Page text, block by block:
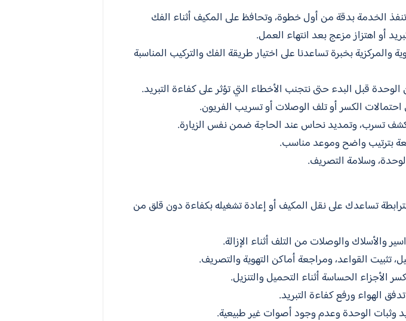
الخدمة بدقة من أول خطوة، وتحافظ على المكيف أثناء الفك
أو اهتزاز مزعج بعد انتهاء العمل.
بخبرة تساعدنا على اختيار طريقة الفك والتركيب المناسبة
قبل البدء حتى نتجنب الأخطاء التي تؤثر على كفاءة التبريد.
الكسر أو تلف الوصلات أو تسريب الفريون.
تسرب، وتمديد نحاس عند الحاجة ضمن نفس الزيارة.
بترتيب واضح وموعد مناسب.
وسلامة التصريف.
تساعدك على نقل المكيف أو إعادة تشغيله بكفاءة دون قلق من
والأسلاك والوصلات من التلف أثناء الإزالة.
القواعد، ومراجعة أماكن التهوية والتصريف.
الأجزاء الحساسة أثناء التحميل والتنزيل.
الهواء ورفع كفاءة التبريد.
وثبات الوحدة وعدم وجود أصوات غير طبيعية.